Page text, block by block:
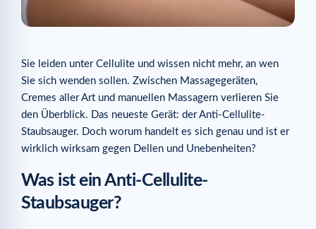
Sie leiden unter Cellulite und wissen nicht mehr, an wen
Sie sich wenden sollen. Zwischen Massagegeräten,
Cremes aller Art und manuellen Massagern verlieren Sie
den Überblick. Das neueste Gerät: der Anti-Cellulite-
Staubsauger. Doch worum handelt es sich genau und ist er
wirklich wirksam gegen Dellen und Unebenheiten?
Was ist ein Anti-Cellulite-
Staubsauger?